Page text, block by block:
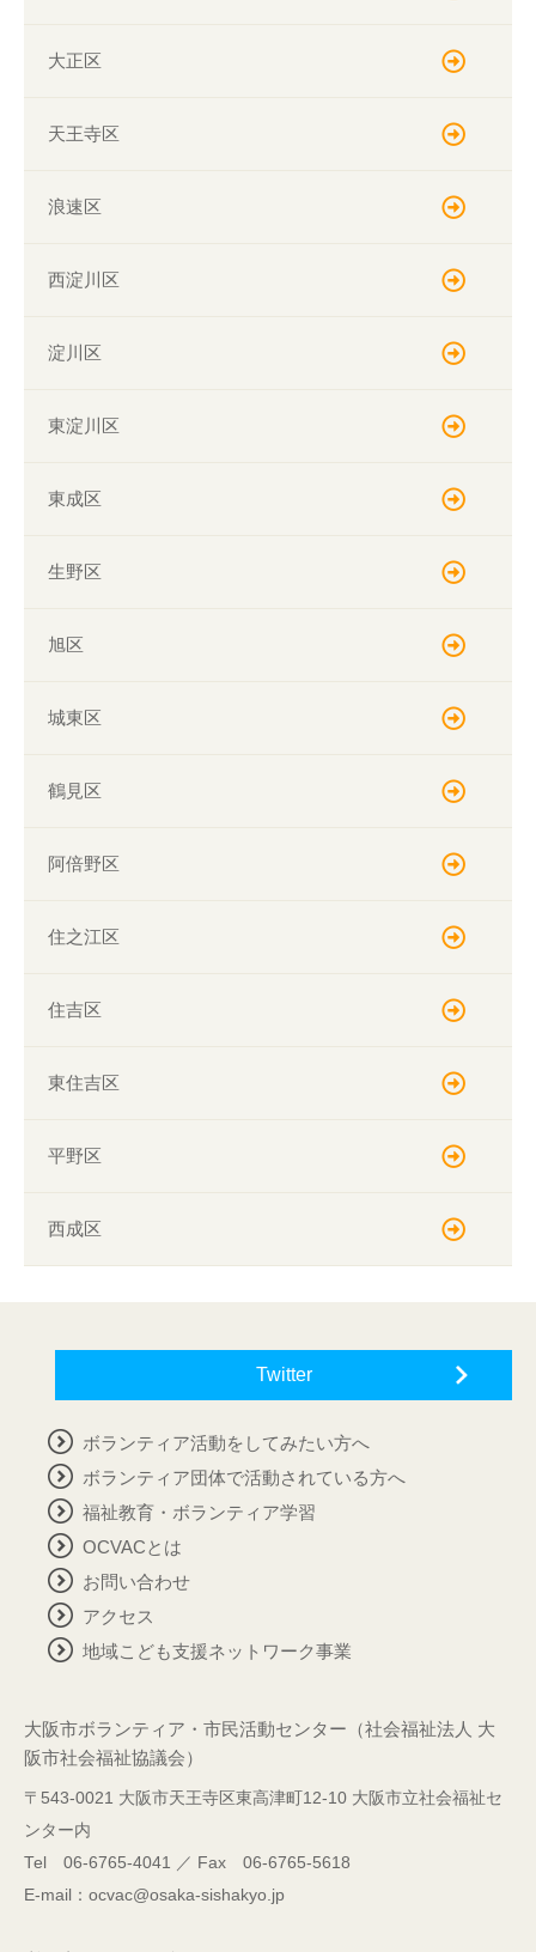
大正区
天王寺区
浪速区
西淀川区
淀川区
東淀川区
東成区
生野区
旭区
城東区
鶴見区
阿倍野区
住之江区
住吉区
東住吉区
平野区
西成区
Twitter
大阪市ボランティア・市民活動センター（社会福祉法人 大
阪市社会福祉協議会）
〒543-0021 大阪市天王寺区東高津町12-10 大阪市立社会福祉セ
ンター内
Tel 06-6765-4041 ／ Fax 06-6765-5618
E-mail：ocvac@osaka-sishakyo.jp
ボランティア活動をしてみたい方へ
ボランティア団体で活動されている方へ
福祉教育・ボランティア学習
OCVACとは
お問い合わせ
アクセス
地域こども支援ネットワーク事業